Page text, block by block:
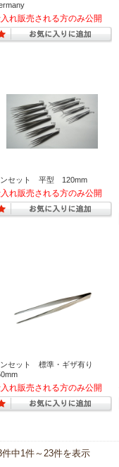
セット 平型 120mm
セット 標準・ギザ有り
件中1件～23件を表示